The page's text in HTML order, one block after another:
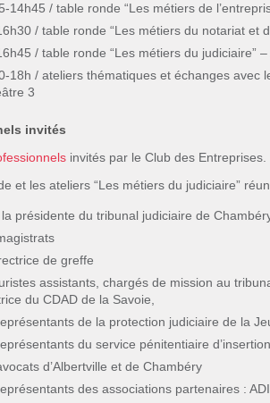
14h45 / table ronde “Les métiers de
/ table ronde “Les métiers du notariat et
/ table ronde “Les métiers du judiciaire”
18h / ateliers thématiques et échanges avec
3
invités
invités par le Club des Entreprises.
et les ateliers “Les métiers du judiciaire”
présidente du tribunal judiciaire de
de greffe
assistants, chargés de mission au
du CDAD de la Savoie,
de la protection judiciaire de la
du service pénitentiaire
d’Albertville et de Chambéry
des associations partenaires :